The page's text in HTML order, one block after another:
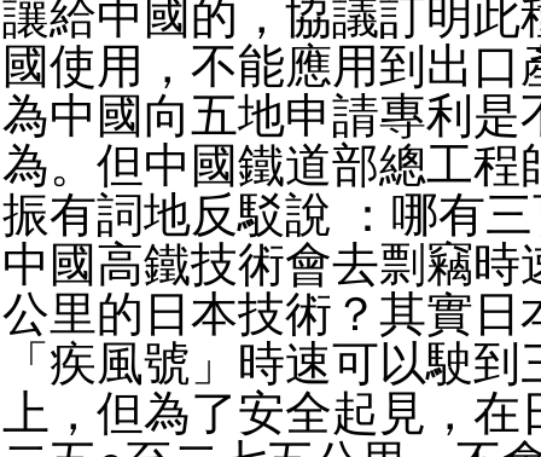
讓給中國的，協議訂明此
國使用，不能應用到出口
為中國向五地申請專利是
為。但中國鐵道部總工程
振有詞地反駁說 ：哪有
中國高鐵技術會去剽竊時
公里的日本技術？其實日
「疾風號」時速可以駛
上，但為了安全起見，